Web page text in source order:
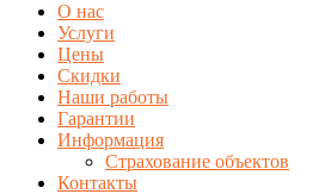
О нас
Услуги
Цены
Скидки
Наши работы
Гарантии
Информация
Страхование объектов
Контакты